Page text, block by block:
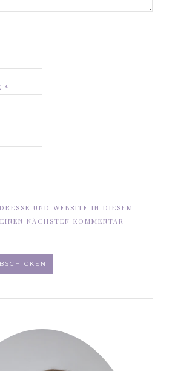
*
UND WEBSITE IN DIESEM
NÄCHSTEN KOMMENTAR